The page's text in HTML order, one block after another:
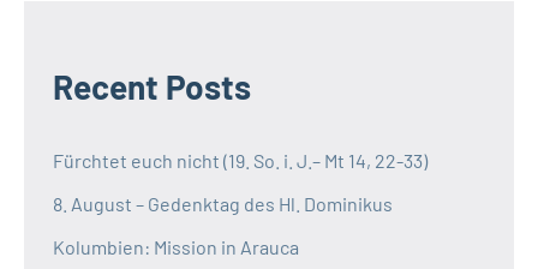
Recent Posts
Fürchtet euch nicht (19. So. i. J.– Mt 14, 22-33)
8. August – Gedenktag des Hl. Dominikus
Kolumbien: Mission in Arauca